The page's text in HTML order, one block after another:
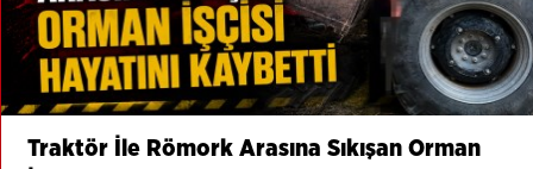
Traktör İle Römork Arasına Sıkışan Orman